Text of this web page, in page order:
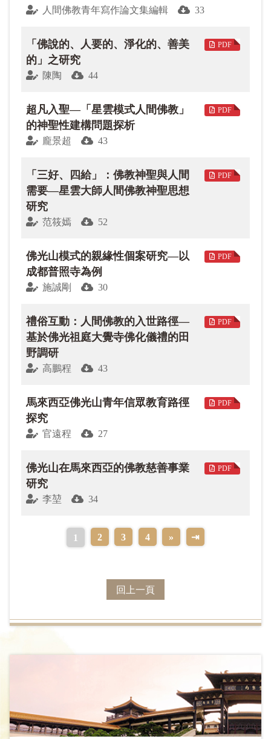
人間佛教青年寫作論文集編輯 33
「佛說的、人要的、淨化的、善美
的」之研究
PDF
陳陶 44
超凡入聖—「星雲模式人間佛教」
的神聖性建構問題探析
PDF
龐景超 43
「三好、四給」：佛教神聖與人間
需要—星雲大師人間佛教神聖思想
研究
PDF
范筱嫣 52
佛光山模式的親緣性個案研究—以
成都普照寺為例
PDF
施誠剛 30
禮俗互動：人間佛教的入世路徑—
基於佛光祖庭大覺寺佛化儀禮的田
野調研
PDF
高鵬程 43
馬來西亞佛光山青年信眾教育路徑
探究
PDF
官遠程 27
佛光山在馬來西亞的佛教慈善事業
研究
PDF
李堃 34
1 2 3 4 » ⇥
回上一頁